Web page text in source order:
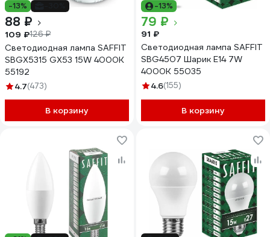
-13%
88 ₽
109 ₽126 ₽
Светодиодная лампа SAFFIT
SBGX5315 GX53 15W 4000K
55192
4.7(473)
В корзину
-13%
79 ₽
91 ₽
Светодиодная лампа SAFFIT
SBG4507 Шарик E14 7W
4000K 55035
4.6(155)
В корзину